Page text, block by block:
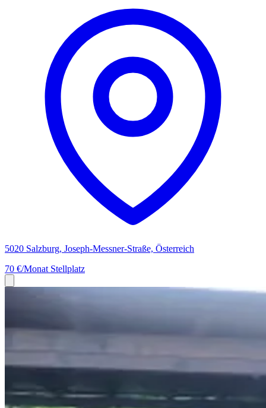
5020 Salzburg, Joseph-Messner-Straße, Österreich
70 €/Monat Stellplatz